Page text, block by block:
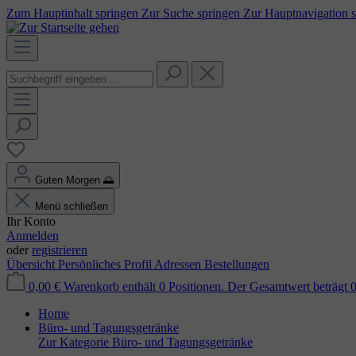
Zum Hauptinhalt springen Zur Suche springen Zur Hauptnavigation
Guten Morgen 🌅
Menü schließen
Ihr Konto
Anmelden
oder registrieren
Übersicht Persönliches Profil Adressen Bestellungen
0,00 € Warenkorb enthält 0 Positionen. Der Gesamtwert beträgt
Home
Büro- und Tagungsgetränke
Zur Kategorie Büro- und Tagungsgetränke